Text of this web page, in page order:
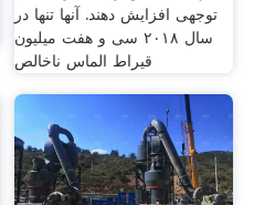
توجهی افزایش دهند. آنها تنها در
سال ۲۰۱۸ سی و هفت میلیون
قیراط الماس ناخالص